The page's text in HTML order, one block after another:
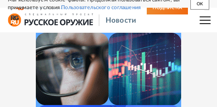
принимаете условияПользовательского соглашения
OK
СВЕЖИЙ НОМЕР ПОДПИСКА
Новости